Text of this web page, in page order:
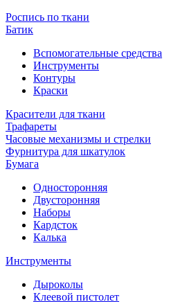
Роспись по ткани
Батик
Вспомогательные средства
Инструменты
Контуры
Краски
Красители для ткани
Трафареты
Часовые механизмы и стрелки
Фурнитура для шкатулок
Бумага
Односторонняя
Двусторонняя
Наборы
Кардсток
Калька
Инструменты
Дыроколы
Клеевой пистолет